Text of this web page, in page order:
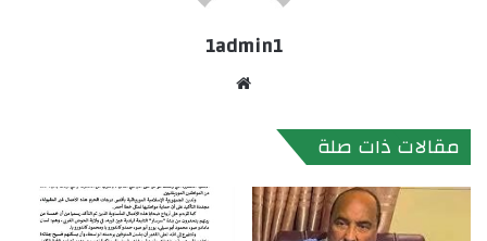
1admin1
مقالات ذات صلة